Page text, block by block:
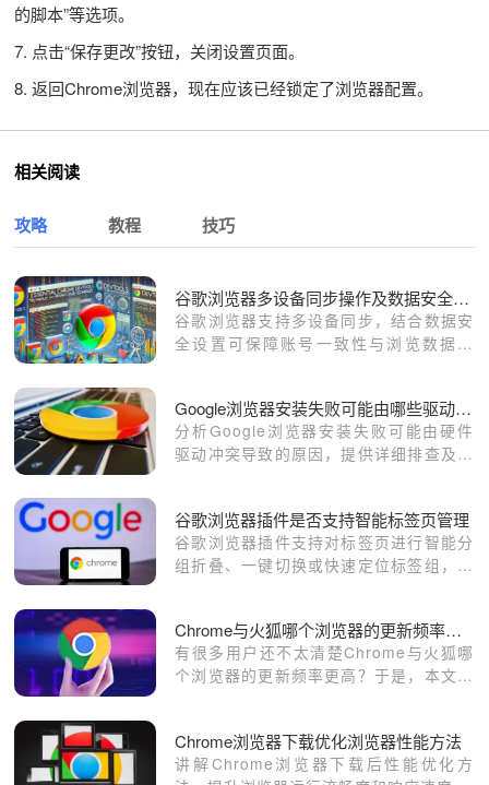
的脚本”等选项。
7. 点击“保存更改”按钮，关闭设置页面。
8. 返回Chrome浏览器，现在应该已经锁定了浏览器配置。
相关阅读
攻略 教程 技巧
谷歌浏览器多设备同步操作及数据安全教程
谷歌浏览器支持多设备同步，结合数据安
全设置可保障账号一致性与浏览数据安
Google浏览器安装失败可能由哪些驱动冲突引起
分析Google浏览器安装失败可能由硬件
驱动冲突导致的原因，提供详细排查及解
谷歌浏览器插件是否支持智能标签页管理
谷歌浏览器插件支持对标签页进行智能分
组折叠、一键切换或快速定位标签组，帮
Chrome与火狐哪个浏览器的更新频率更高
有很多用户还不太清楚Chrome与火狐哪
个浏览器的更新频率更高？于是，本文将
Chrome浏览器下载优化浏览器性能方法
讲解Chrome浏览器下载后性能优化方